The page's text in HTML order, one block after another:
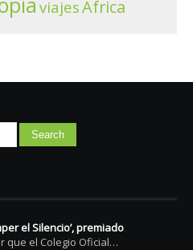
viajesÁfrica
el Silencio’, premiado
que el Colegio Oficial…